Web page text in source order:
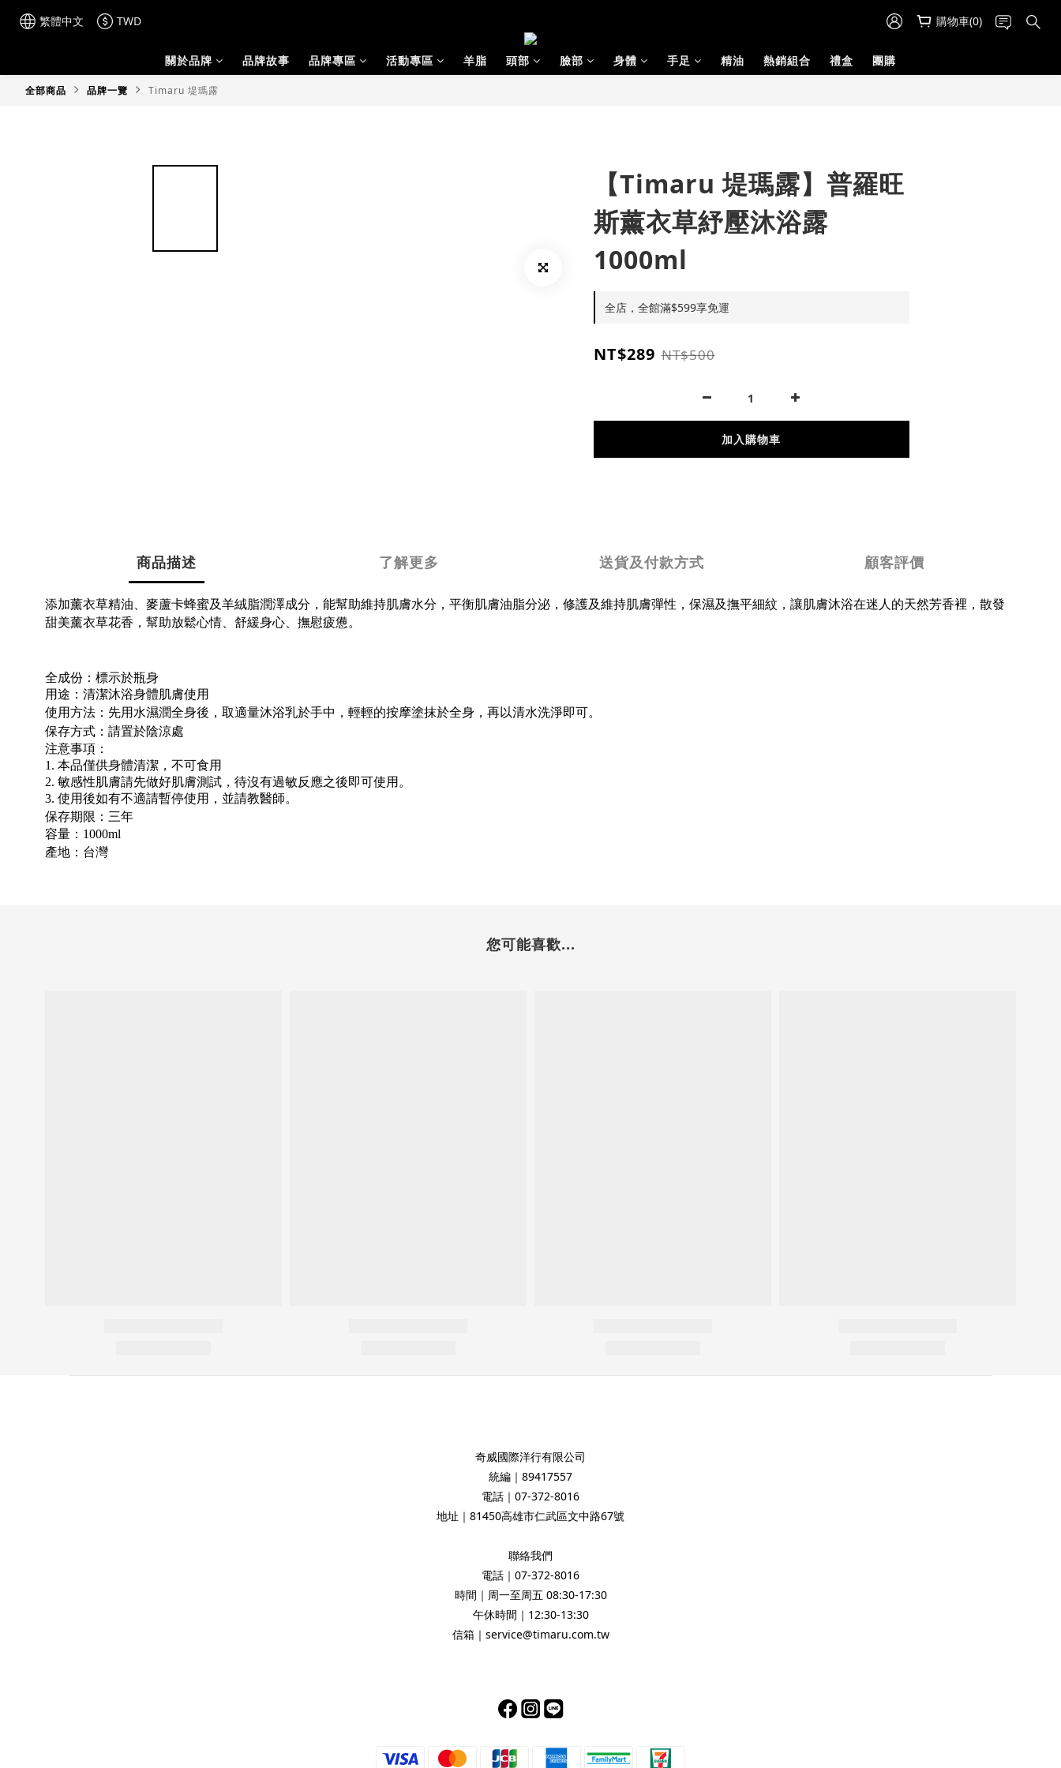
繁體中文 TWD 購物車(0)
關於品牌 品牌故事 品牌專區 活動專區 羊脂 頭部 臉部 身體 手足 精油 熱銷組合 禮盒 團購
全部商品 品牌一覽 Timaru 堤瑪露
【Timaru 堤瑪露】普羅旺
斯薰衣草紓壓沐浴露
1000ml
全店，全館滿$599享免運
NT$289 NT$500
加入購物車
商品描述 了解更多 送貨及付款方式 顧客評價
添加薰衣草精油、麥蘆卡蜂蜜及羊絨脂潤澤成分，能幫助維持肌膚水分，平衡肌膚油脂分泌，修護及維持肌膚彈性，保濕及撫平細紋，讓肌膚沐浴在迷人的天然芳香裡，散發
甜美薰衣草花香，幫助放鬆心情、舒緩身心、撫慰疲憊。
全成份：標示於瓶身
用途：清潔沐浴身體肌膚使用
使用方法： 先用水濕潤全身後，取適量沐浴乳於手中，輕輕的按摩塗抹於全身，再以清水洗淨即可。
保存方式：請置於陰涼處
注意事項：
1. 本品僅供身體清潔，不可食用
2. 敏感性肌膚請先做好肌膚測試，待沒有過敏反應之後即可使用。
3. 使用後如有不適請暫停使用，並請教醫師。
保存期限：三年
容量：1000ml
產地：台灣
您可能喜歡...
奇威國際洋行有限公司
統編｜89417557
電話｜07-372-8016
地址｜81450高雄市仁武區文中路67號
聯絡我們
電話｜07-372-8016
時間｜周一至周五 08:30-17:30
午休時間｜12:30-13:30
信箱｜service@timaru.com.tw